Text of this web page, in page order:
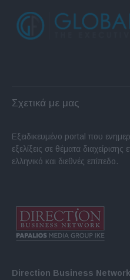
Σχετικά με μας
Εξειδικευμένο portal που
εξελίξεις σε θέματα
ελληνικό και διεθνές επίπεδο.
Direction Business Network